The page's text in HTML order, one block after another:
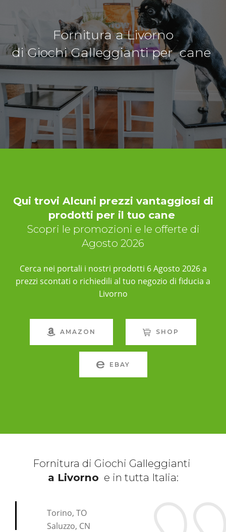
Fornitura a Livorno
di Giochi Galleggianti per cane
Qui trovi Alcuni prezzi vantaggiosi di
prodotti per il tuo cane
Scopri le promozioni e le offerte di
Agosto 2026
Cerca nei portali i nostri prodotti 6 Agosto 2026 a
prezzi scontati o richiedili al tuo negozio di fiducia a
Livorno
AMAZON SHOP
EBAY
Fornitura di Giochi Galleggianti
a Livorno e in tutta Italia:
Torino, TO
Saluzzo, CN